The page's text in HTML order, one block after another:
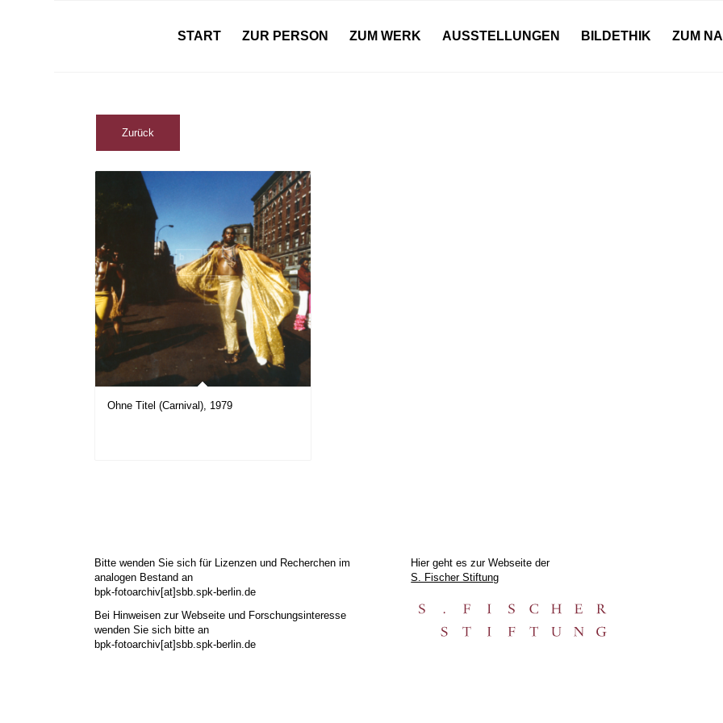
START ZUR PERSON ZUM WERK AUSSTELLUNGEN BILDETHIK ZUM
Ohne Titel (Carnival), 1979
Bitte wenden Sie sich für Lizenzen und Recherchen im
analogen Bestand an
bpk-fotoarchiv[at]sbb.spk-berlin.de
Bei Hinweisen zur Webseite und Forschungsinteresse
wenden Sie sich bitte an
bpk-fotoarchiv[at]sbb.spk-berlin.de
Hier geht es zur Webseite der
S. Fischer Stiftung